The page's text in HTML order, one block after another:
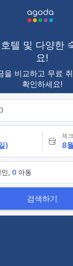
텔 및 다양한
요!
을 비교하고 무료
확인하세요!
)
체
8
인, 0 아동
검색하기